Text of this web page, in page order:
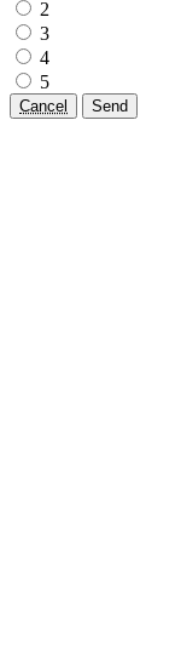
2
3
4
5
Cancel Send